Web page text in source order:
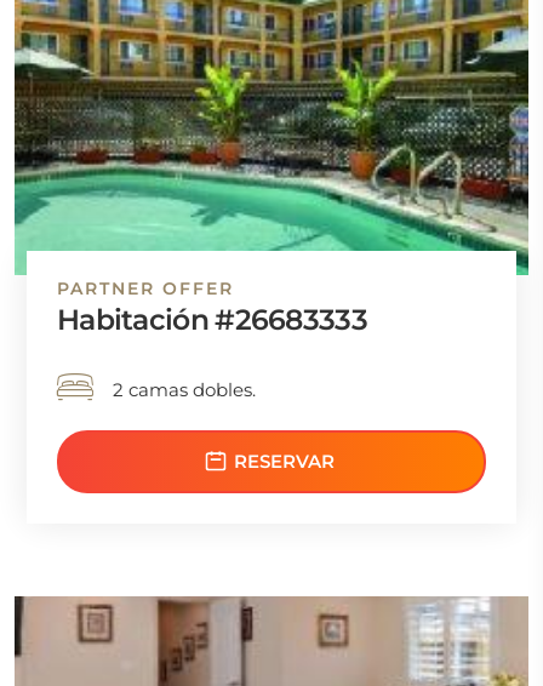
PARTNER OFFER
Habitación #26683333
2 camas dobles.
RESERVAR